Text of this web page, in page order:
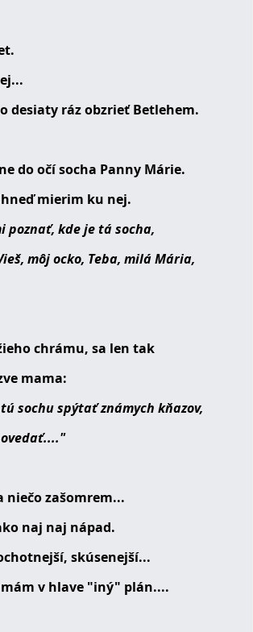
desiaty ráz obzrieť Betlehem.
do očí socha Panny Márie.
mierim ku nej.
poznať, kde je tá socha,
môj ocko, Teba, milá Mária,
chrámu, sa len tak
mama:
sochu spýtať známych kňazov,
niečo zašomrem...
naj naj nápad.
skúsenejší...
v hlave "iný" plán....